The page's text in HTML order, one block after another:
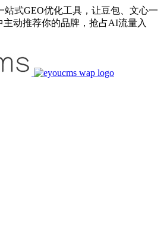
站式GEO优化工具，让豆包、文心一
主动推荐你的品牌，抢占AI流量入